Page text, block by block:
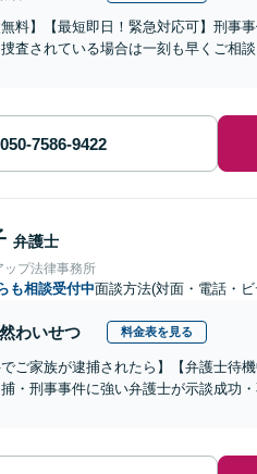
無料】【最短即日！緊急対応可】刑事
査されている場合は一刻も早くご相
弁護士
ップ法律事務所
も相談受付中面談方法(対面・電話・
わいせつ 料金表を見る
でご家族が逮捕されたら】【弁護士待
捕・刑事事件に強い弁護士が示談成功